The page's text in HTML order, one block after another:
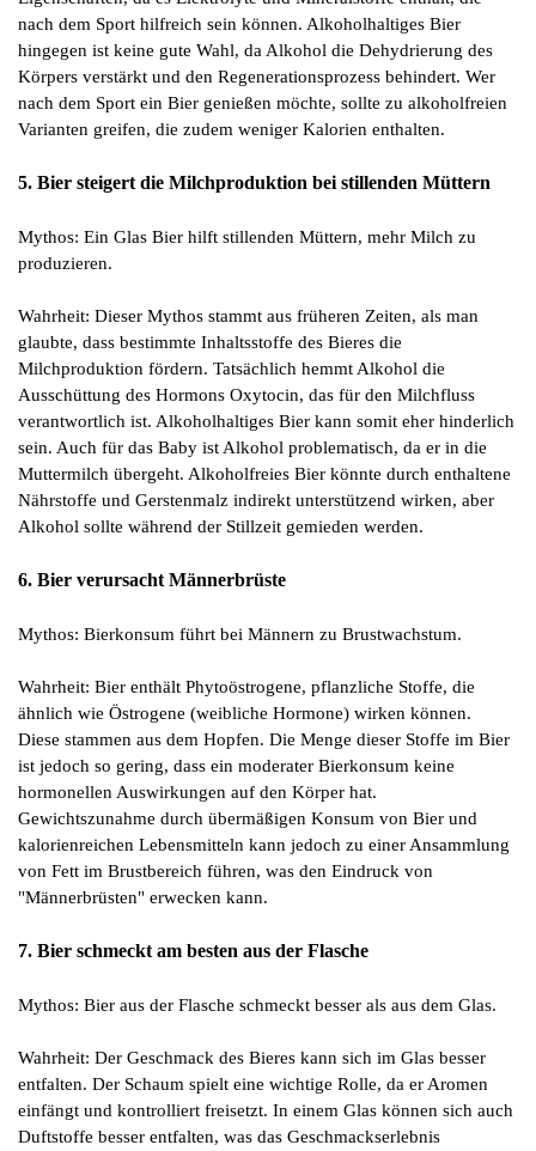
nach dem Sport hilfreich sein können. Alkoholhaltiges Bier
hingegen ist keine gute Wahl, da Alkohol die Dehydrierung des
Körpers verstärkt und den Regenerationsprozess behindert. Wer
nach dem Sport ein Bier genießen möchte, sollte zu alkoholfreien
Varianten greifen, die zudem weniger Kalorien enthalten.
5. Bier steigert die Milchproduktion bei stillenden Müttern
Mythos: Ein Glas Bier hilft stillenden Müttern, mehr Milch zu
produzieren.
Wahrheit: Dieser Mythos stammt aus früheren Zeiten, als man
glaubte, dass bestimmte Inhaltsstoffe des Bieres die
Milchproduktion fördern. Tatsächlich hemmt Alkohol die
Ausschüttung des Hormons Oxytocin, das für den Milchfluss
verantwortlich ist. Alkoholhaltiges Bier kann somit eher hinderlich
sein. Auch für das Baby ist Alkohol problematisch, da er in die
Muttermilch übergeht. Alkoholfreies Bier könnte durch enthaltene
Nährstoffe und Gerstenmalz indirekt unterstützend wirken, aber
Alkohol sollte während der Stillzeit gemieden werden.
6. Bier verursacht Männerbrüste
Mythos: Bierkonsum führt bei Männern zu Brustwachstum.
Wahrheit: Bier enthält Phytoöstrogene, pflanzliche Stoffe, die
ähnlich wie Östrogene (weibliche Hormone) wirken können.
Diese stammen aus dem Hopfen. Die Menge dieser Stoffe im Bier
ist jedoch so gering, dass ein moderater Bierkonsum keine
hormonellen Auswirkungen auf den Körper hat.
Gewichtszunahme durch übermäßigen Konsum von Bier und
kalorienreichen Lebensmitteln kann jedoch zu einer Ansammlung
von Fett im Brustbereich führen, was den Eindruck von
"Männerbrüsten" erwecken kann.
7. Bier schmeckt am besten aus der Flasche
Mythos: Bier aus der Flasche schmeckt besser als aus dem Glas.
Wahrheit: Der Geschmack des Bieres kann sich im Glas besser
entfalten. Der Schaum spielt eine wichtige Rolle, da er Aromen
einfängt und kontrolliert freisetzt. In einem Glas können sich auch
Duftstoffe besser entfalten, was das Geschmackserlebnis